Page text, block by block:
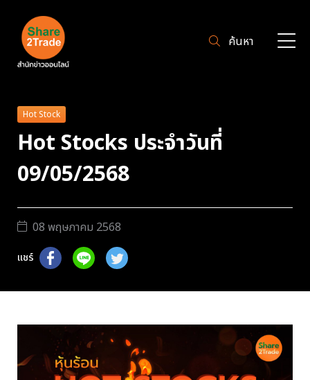
ค้นหา
Hot Stock
Hot Stocks ประจำวันที่
09/05/2568
08 พฤษภาคม 2568
แชร์